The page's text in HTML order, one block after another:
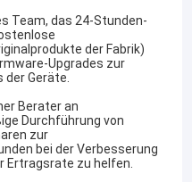
Team, das 24-Stunden-
der Fabrik)
Upgrades zur
Geräte.
Berater an
Durchführung von
zur
bei der Verbesserung
Ertragsrate zu helfen.